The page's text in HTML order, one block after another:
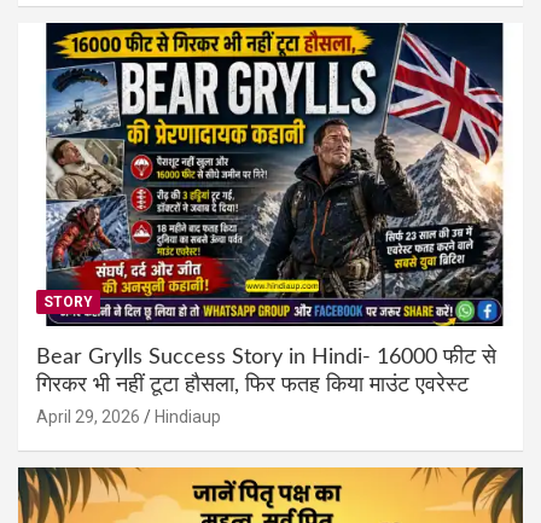
STORY
Bear Grylls Success Story in Hindi- 16000 फीट से
गिरकर भी नहीं टूटा हौसला, फिर फतह किया माउंट एवरेस्ट
April 29, 2026 Hindiaup